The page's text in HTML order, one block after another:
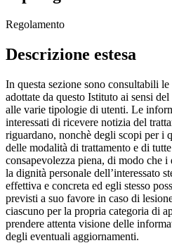
Regolamento
Descrizione estesa
In questa sezione sono consultabili
adottate da questo Istituto ai sensi del
alle varie tipologie di utenti. Le
interessati di ricevere notizia del
riguardano, nonchè degli scopi per i
delle modalità di trattamento e di
consapevolezza piena, di modo che
la dignità personale dell’interessato
effettiva e concreta ed egli stesso
previsti a suo favore in caso di
ciascuno per la propria categoria di
prendere attenta visione delle
degli eventuali aggiornamenti.